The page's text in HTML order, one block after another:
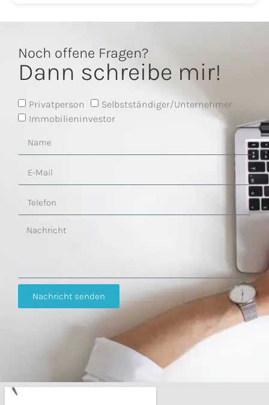
Noch offene Fragen?
Dann schreibe mir!
Privatperson
Selbstständiger/Unternehmer
Immobilieninvestor
Nachricht senden